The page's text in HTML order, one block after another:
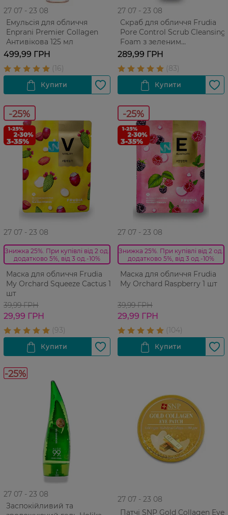
27 07 - 23 08
Емульсія для обличчя
Enprani Premier Collagen
Антивікова 125 мл
499,99 ГРН
27 07 - 23 08
Скраб для обличчя Frudia
Pore Control Scrub Cleansing
Foam з зеленим
виноградом Для
проблемної жирної шкіри
145 г
289,99 ГРН
-25%
27 07 - 23 08
Знижка 25%. При купівлі від 2 од.
додатково 5%, від 3 од.-10%
Маска для обличчя Frudia
My Orchard Squeeze Cactus 1
шт
39,99 ГРН
29,99 ГРН
-25%
27 07 - 23 08
Знижка 25%. При купівлі від 2 од.
додатково 5%, від 3 од.-10%
Маска для обличчя Frudia
My Orchard Raspberry 1 шт
39,99 ГРН
29,99 ГРН
-25%
27 07 - 23 08
Заспокійливий та
27 07 - 23 08
Патчі SNP Gold Collagen Eye